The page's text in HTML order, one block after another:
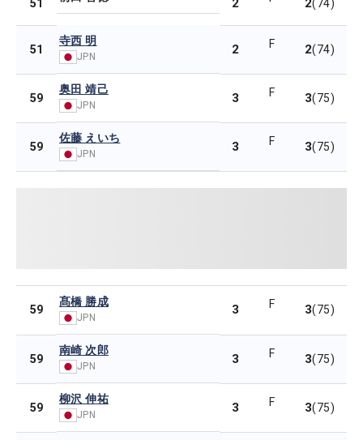
51 2 2(74)
51
寺西 明
JPN 2 F 2(74)
59
奥田 靖己
JPN 3 F 3(75)
59
佐藤 えいち
JPN 3 F 3(75)
59
髙橋 勝成
JPN
3 F 3(75)
59
南崎 次郎
JPN 3 F 3(75)
59
柳沢 伸祐
JPN 3 F 3(75)